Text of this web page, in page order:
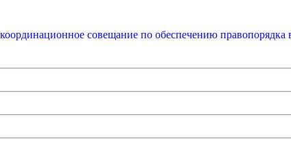
совещание по обеспечению правопорядка